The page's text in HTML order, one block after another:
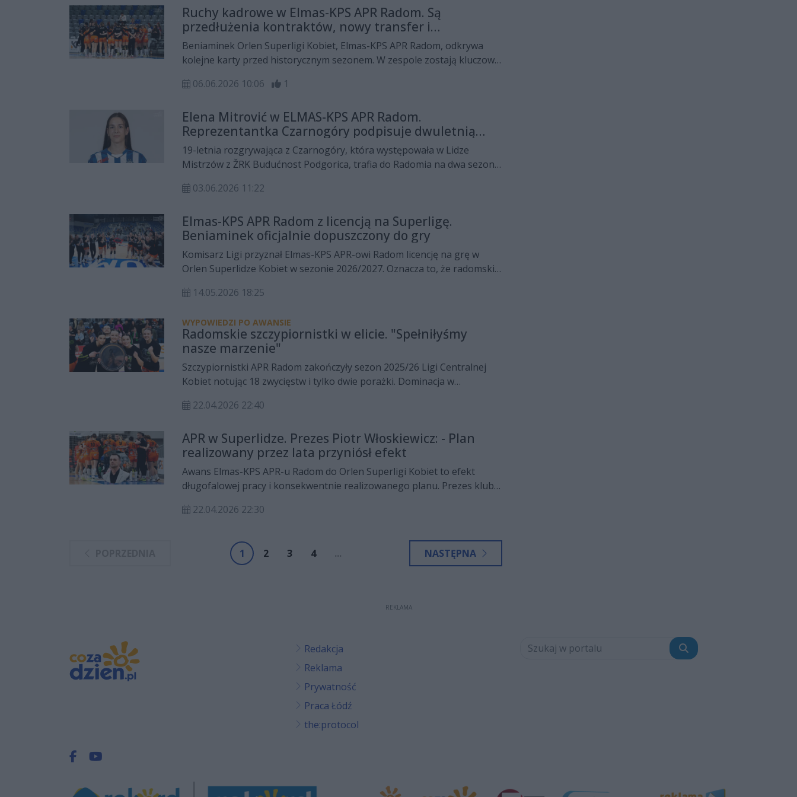
Ruchy kadrowe w Elmas-KPS APR Radom. Są
przedłużenia kontraktów, nowy transfer i
pożegnania
Beniaminek Orlen Superligi Kobiet, Elmas-KPS APR Radom, odkrywa
kolejne karty przed historycznym sezonem. W zespole zostają kluczowe
dwie młode szczypiornistki.
06.06.2026 10:06 1
Elena Mitrović w ELMAS-KPS APR Radom.
Reprezentantka Czarnogóry podpisuje dwuletnią
umowę
19-letnia rozgrywająca z Czarnogóry, która występowała w Lidze
Mistrzów z ŽRK Budućnost Podgorica, trafia do Radomia na dwa sezony.
młodzieżową reprezentacją swojego kraju.
03.06.2026 11:22
Elmas-KPS APR Radom z licencją na Superligę.
Beniaminek oficjalnie dopuszczony do gry
Komisarz Ligi przyznał Elmas-KPS APR-owi Radom licencję na grę w
Orlen Superlidze Kobiet w sezonie 2026/2027. Oznacza to, że radomski
dopuszczony do występów w najwyższej klasie rozgrywkowej.
14.05.2026 18:25
WYPOWIEDZI PO AWANSIE
Radomskie szczypiornistki w elicie. "Spełniłyśmy
nasze marzenie"
Szczypiornistki APR Radom zakończyły sezon 2025/26 Ligi Centralnej
Kobiet notując 18 zwycięstw i tylko dwie porażki. Dominacja w
który - jak podkreślają w klubie - był częścią długofalowego planu
22.04.2026 22:40
APR w Superlidze. Prezes Piotr Włoskiewicz: - Plan
realizowany przez lata przyniósł efekt
Awans Elmas-KPS APR-u Radom do Orlen Superligi Kobiet to efekt
długofalowej pracy i konsekwentnie realizowanego planu. Prezes klubu
22.04.2026 22:30
1 2 3 4 ... NASTĘPNA
REKLAMA
Redakcja
Reklama
Prywatność
Praca Łódź
the:protocol
Szukaj
Facebook.com
Youtube.com